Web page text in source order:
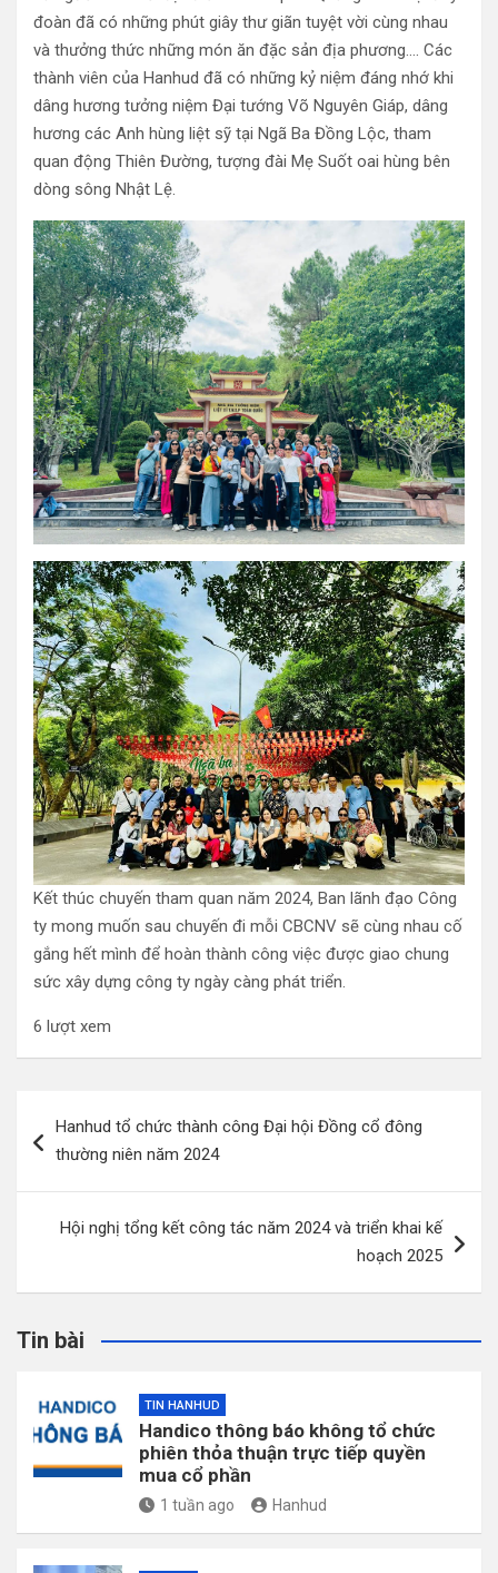
đoàn đã có những phút giây thư giãn tuyệt vời cùng nhau
và thưởng thức những món ăn đặc sản địa phương…. Các
thành viên của Hanhud đã có những kỷ niệm đáng nhớ khi
dâng hương tưởng niệm Đại tướng Võ Nguyên Giáp, dâng
hương các Anh hùng liệt sỹ tại Ngã Ba Đồng Lộc, tham
quan động Thiên Đường, tượng đài Mẹ Suốt oai hùng bên
dòng sông Nhật Lệ.
Kết thúc chuyến tham quan năm 2024, Ban lãnh đạo Công
ty mong muốn sau chuyến đi mỗi CBCNV sẽ cùng nhau cố
gắng hết mình để hoàn thành công việc được giao chung
sức xây dựng công ty ngày càng phát triển.
6 lượt xem
hướng
viết
Hanhud tổ chức thành công Đại hội Đồng cổ đông
thường niên năm 2024
Hội nghị tổng kết công tác năm 2024 và triển khai kế
hoạch 2025
Tin bài
TIN HANHUD
Handico thông báo không tổ chức
phiên thỏa thuận trực tiếp quyền
mua cổ phần
1 tuần ago Hanhud